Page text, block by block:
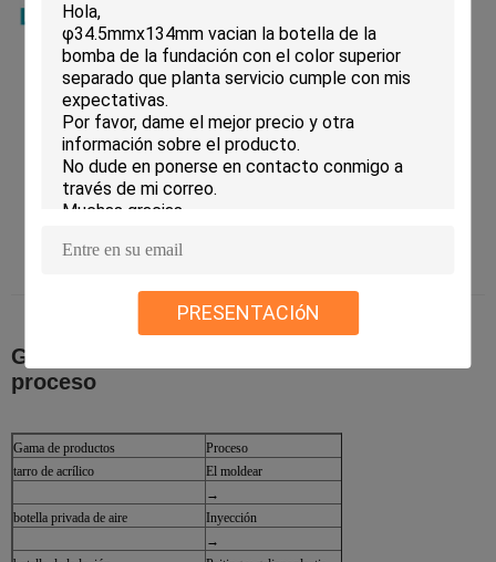
PRESENTACIóN
Gama de productos e introducción del
proceso
Gama de productos
Proceso
tarro de acrílico
El moldear
→
botella privada de aire
Inyección
→